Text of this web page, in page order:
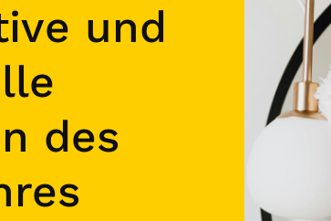
und
des